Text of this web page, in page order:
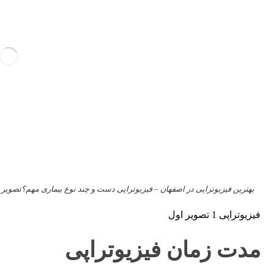
بهترین فیزیوتراپی در اصفهان – فیزیوتراپی دست و چند نوع بیماری مهم؟تصویر
فیزیوتراپی 1 تصویر اول
مدت زمان فیزیوتراپی